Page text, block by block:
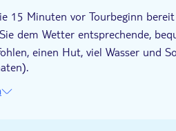
15 Minuten vor Tourbeginn bereit
dem Wetter entsprechende,
einen Hut, viel Wasser und